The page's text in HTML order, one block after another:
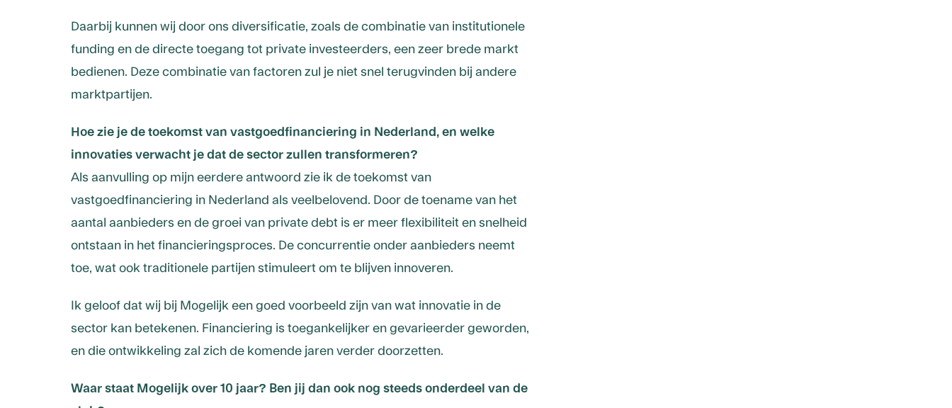
Daarbij kunnen wij door ons diversificatie, zoals de combinatie van institutionele
funding en de directe toegang tot private investeerders, een zeer brede markt
bedienen. Deze combinatie van factoren zul je niet snel terugvinden bij andere
marktpartijen.
Hoe zie je de toekomst van vastgoedfinanciering in Nederland, en welke
innovaties verwacht je dat de sector zullen transformeren?
Als aanvulling op mijn eerdere antwoord zie ik de toekomst van
vastgoedfinanciering in Nederland als veelbelovend. Door de toename van het
aantal aanbieders en de groei van private debt is er meer flexibiliteit en snelheid
ontstaan in het financieringsproces. De concurrentie onder aanbieders neemt
toe, wat ook traditionele partijen stimuleert om te blijven innoveren.
Ik geloof dat wij bij Mogelijk een goed voorbeeld zijn van wat innovatie in de
sector kan betekenen. Financiering is toegankelijker en gevarieerder geworden,
en die ontwikkeling zal zich de komende jaren verder doorzetten.
Waar staat Mogelijk over 10 jaar? Ben jij dan ook nog steeds onderdeel van de